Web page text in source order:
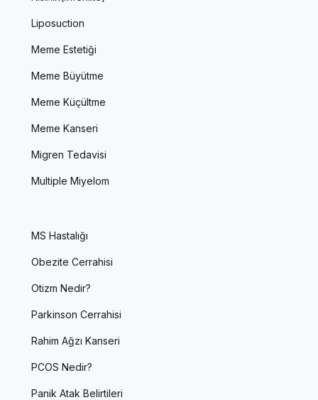
Liposuction
Meme Estetiği
Meme Büyütme
Meme Küçültme
Meme Kanseri
Migren Tedavisi
Multiple Miyelom
MS Hastalığı
Obezite Cerrahisi
Otizm Nedir?
Parkinson Cerrahisi
Rahim Ağzı Kanseri
PCOS Nedir?
Panik Atak Belirtileri